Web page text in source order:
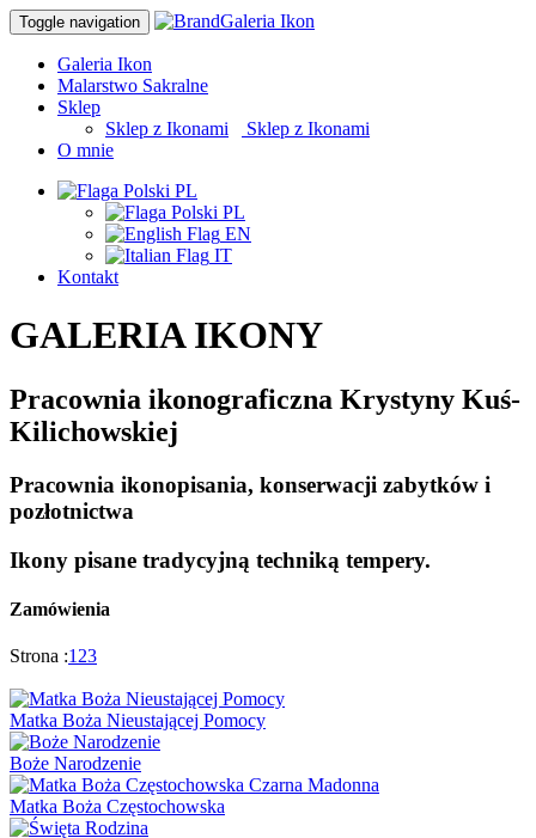
Toggle navigation Galeria Ikon
Galeria Ikon
Malarstwo Sakralne
Sklep
Sklep z Ikonami
Sklep z Ikonami
O mnie
PL
PL
EN
IT
Kontakt
GALERIA IKONY
Pracownia ikonograficzna Krystyny Kuś-
Kilichowskiej
Pracownia ikonopisania, konserwacji zabytków i
pozłotnictwa
Ikony pisane tradycyjną techniką tempery.
Zamówienia
Strona :1 23
Matka Boża Nieustającej Pomocy
Boże Narodzenie
Matka Boża Częstochowska